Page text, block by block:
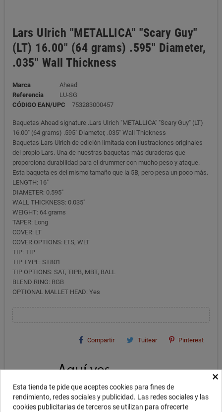
Lars Ulrich "METALLICA" "Scary Guy"
(LT) 16.00" (64 grams) .595" Diameter,
.035" Wall Thickness
Marca
Ahead
Referencia
LU-SG
CÓDIGO EAN/UPC
753283000457
Baquetas Ahead signature .Lars Ulrich "METALLICA" "Scary Guy" (LT)
16.00" (64 grams) .595" Diameter, .035" Wall Thickness
Baquetas Lars Ulrich de edición limitada con ilustraciones originales
del propio Lars. Una de nuestras baquetas más duraderas que
proporciona durabilidad para el drummer con mucho peso y ataque.
Esta baqueta es del mismo tamaño que la 5B, pero pesa un poco más.
LENGTH: 16"
DIAMETER: 0.595"
WALL THICKNESS: 0.035"
WEIGHT: 64 grams
TAPER: Long
COVER: LT
COVER OPTIONS: LTS, WLT
TIP: TIP
TIP TYPE: ST801
TIP OPTIONS: SAT, TIPB, MBT, BALL
BLEND RING: RGB
OPTIONAL MALLET HEAD: Yes
Compartir Tuitear Pinterest
×
Esta tienda te pide que aceptes cookies para fines de
rendimiento, redes sociales y publicidad. Las redes sociales y las
cookies publicitarias de terceros se utilizan para ofrecerte